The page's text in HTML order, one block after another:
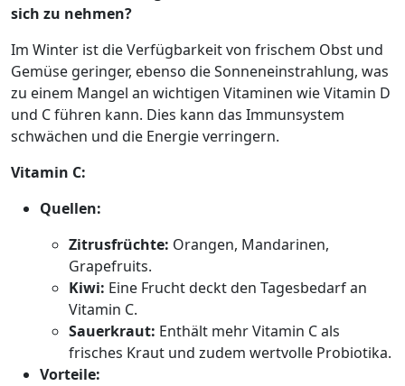
sich zu nehmen?
Im Winter ist die Verfügbarkeit von frischem Obst und
Gemüse geringer, ebenso die Sonneneinstrahlung, was
zu einem Mangel an wichtigen Vitaminen wie Vitamin D
und C führen kann. Dies kann das Immunsystem
schwächen und die Energie verringern.
Vitamin C:
Quellen:
Zitrusfrüchte: Orangen, Mandarinen,
Grapefruits.
Kiwi: Eine Frucht deckt den Tagesbedarf an
Vitamin C.
Sauerkraut: Enthält mehr Vitamin C als
frisches Kraut und zudem wertvolle Probiotika.
Vorteile: